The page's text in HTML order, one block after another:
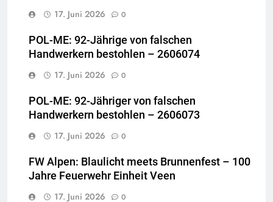
17. Juni 2026
0
POL-ME: 92-Jährige von falschen
Handwerkern bestohlen – 2606074
17. Juni 2026
0
POL-ME: 92-Jähriger von falschen
Handwerkern bestohlen – 2606073
17. Juni 2026
0
FW Alpen: Blaulicht meets Brunnenfest – 100
Jahre Feuerwehr Einheit Veen
17. Juni 2026
0